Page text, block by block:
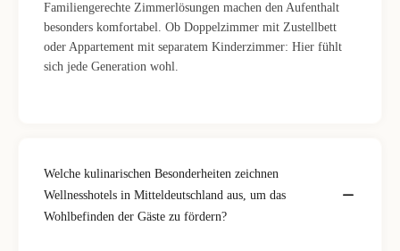
Familiengerechte Zimmerlösungen machen den Aufenthalt
besonders komfortabel. Ob Doppelzimmer mit Zustellbett
oder Appartement mit separatem Kinderzimmer: Hier fühlt
sich jede Generation wohl.
Welche kulinarischen Besonderheiten zeichnen
Wellnesshotels in Mitteldeutschland aus, um das
Wohlbefinden der Gäste zu fördern?